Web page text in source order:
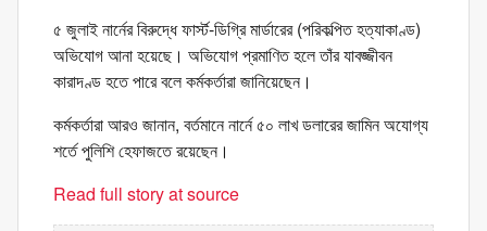
৫ জুলাই নার্নের বিরুদ্ধে ফার্স্ট-ডিগ্রি মার্ডারের (পরিকল্পিত হত্যাকাণ্ড)
অভিযোগ আনা হয়েছে। অভিযোগ প্রমাণিত হলে তাঁর যাবজ্জীবন
কারাদণ্ড হতে পারে বলে কর্মকর্তারা জানিয়েছেন।
কর্মকর্তারা আরও জানান, বর্তমানে নার্নে ৫০ লাখ ডলারের জামিন অযোগ্য
শর্তে পুলিশি হেফাজতে রয়েছেন।
Read full story at source